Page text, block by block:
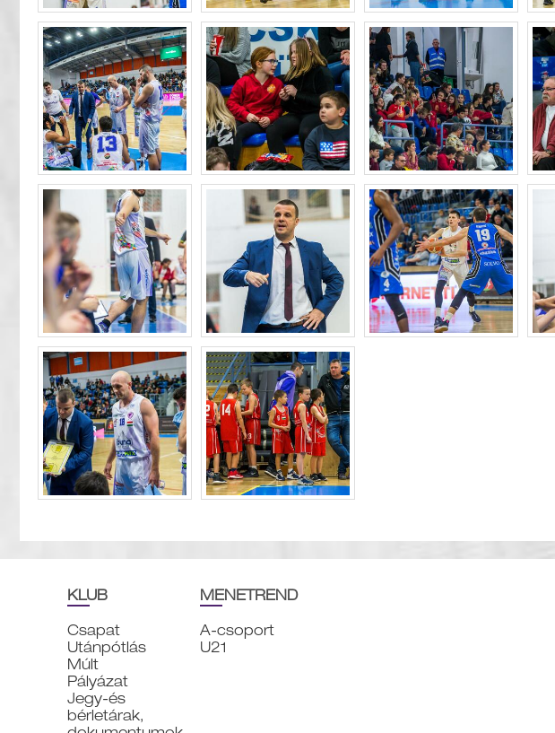
KLUB
Csapat
Utánpótlás
Múlt
Pályázat
Jegy-és
bérletárak,
MENETREND
A-csoport
U21